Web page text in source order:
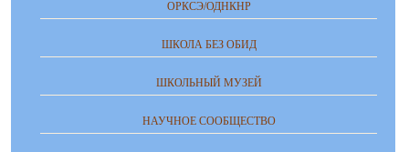
ОРКСЭ/ОДНКНР
ШКОЛА БЕЗ ОБИД
ШКОЛЬНЫЙ МУЗЕЙ
НАУЧНОЕ СООБЩЕСТВО